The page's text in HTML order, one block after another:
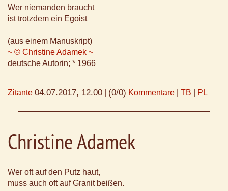
Wer niemanden braucht
ist trotzdem ein Egoist
(aus einem Manuskript)
~ © Christine Adamek ~
deutsche Autorin; * 1966
Zitante 04.07.2017, 12.00 (0/0) Kommentare TB PL
Christine Adamek
Wer oft auf den Putz haut,
muss auch oft auf Granit beißen.